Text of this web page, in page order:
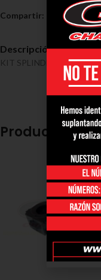
Compartir:
Descripción
KIT SPLINDER JAPAN
Productos